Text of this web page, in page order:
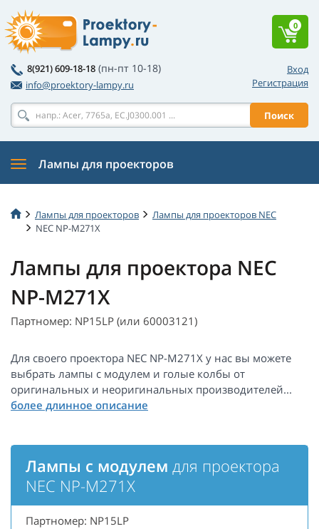
Вход
Регистрация
8(921) 609-18-18 (пн-пт 10-18)
info@proektory-lampy.ru
Поиск
0
Лампы для проекторов
Лампы для проекторов
Лампы для проекторов NEC
NEC NP-M271X
Лампы для проектора NEC
NP-M271X
Партномер: NP15LP (или 60003121)
Для своего проектора NEC NP-M271X у нас вы можете
выбрать лампы с модулем и голые колбы от
оригинальных и неоригинальных производителей...
Лампы с модулем для проектора
NEC NP-M271X
Партномер: NP15LP